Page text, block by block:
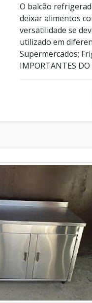
O balcão
deixar alimentos
versatilidade se
utilizado em
Supermercados;
IMPORTANTES DO